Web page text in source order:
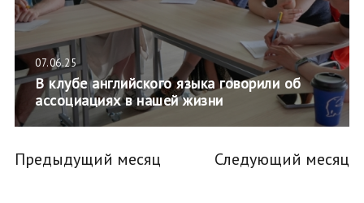
07.06.25
В клубе английского языка говорили об
ассоциациях в нашей жизни
Предыдущий месяц Следующий месяц